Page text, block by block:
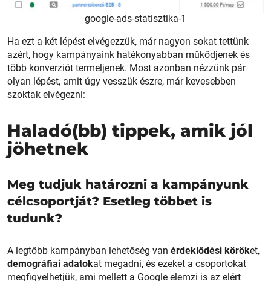
google-ads-statisztika-1
Ha ezt a két lépést elvégezzük, már nagyon sokat tettünk
azért, hogy kampányaink hatékonyabban működjenek és
több konverziót termeljenek. Most azonban nézzünk pár
olyan lépést, amit úgy vesszük észre, már kevesebben
szoktak elvégezni:
Haladó(bb) tippek, amik jól
jöhetnek
Meg tudjuk határozni a kampányunk
célcsoportját? Esetleg többet is
tudunk?
A legtöbb kampányban lehetőség van érdeklődési köröket,
demográfiai adatokat megadni, és ezeket a csoportokat
megfigyelhetjük, ami mellett a Google elemzi is az elért